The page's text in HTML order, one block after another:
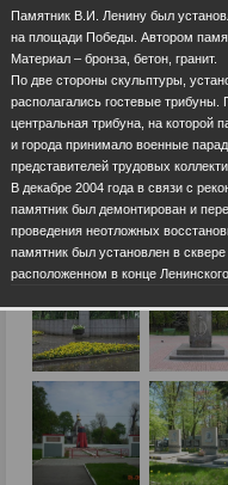
Памятник В.И. Ленину был
на площади Победы. Автором
Материал – бронза, бетон, гранит.
По две стороны скульптуры,
располагались гостевые
центральная трибуна, на которой
и города принимало военные
представителей трудовых
В декабре 2004 года в связи с
памятник был демонтирован и
проведения неотложных
памятник был установлен в
расположенном в конце